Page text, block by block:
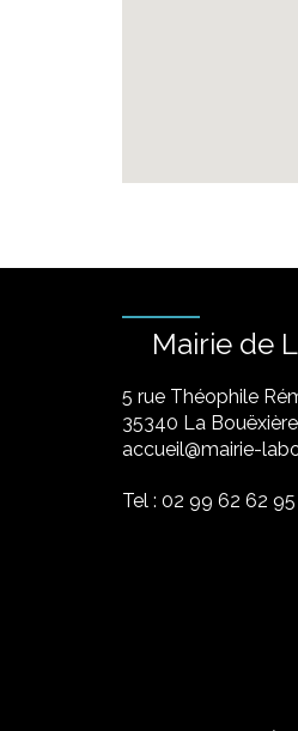
Mairie de
5 rue Théophile
​35340 La Bouëxière
accueil@mairie-
Tel : 02 99 62 62 95